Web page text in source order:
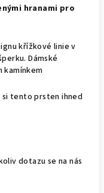
hranami pro
křížkové linie v
Dámské
kamínkem
tento prsten ihned
dotazu se na nás